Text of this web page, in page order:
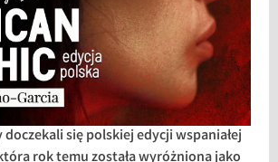
się polskiej edycji wspaniałej